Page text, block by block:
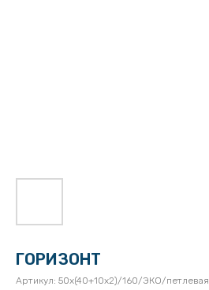
ГОРИЗОНТ
Артикул: 50х(40+10х2)/160/ЭКО/петлевая